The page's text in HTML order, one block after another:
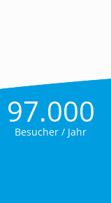
97.000
Besucher / Jahr